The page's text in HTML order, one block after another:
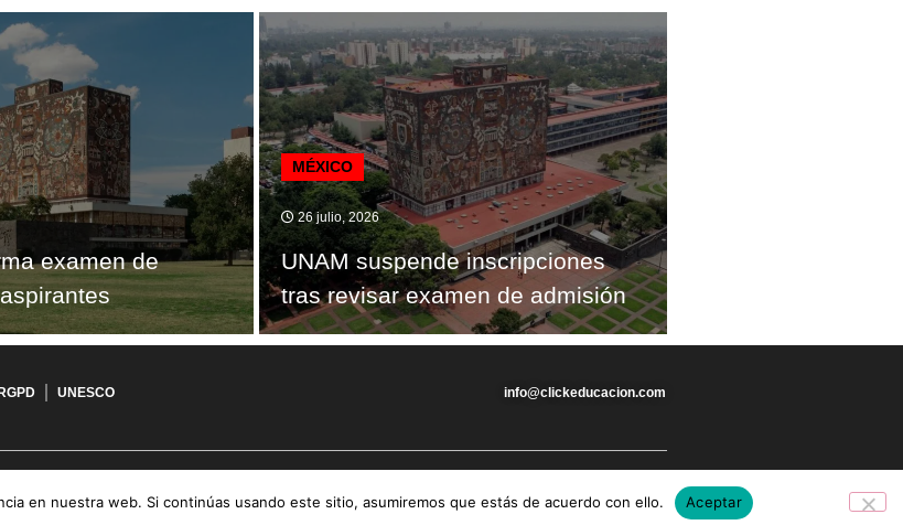
examen de
MÉXICO
26 julio, 2026
UNAM suspende inscripciones
tras revisar examen de admisión
UNESCO info@clickeducacion.com
en nuestra web. Si continúas usando este sitio, asumiremos que estás de acuerdo con ello. Aceptar